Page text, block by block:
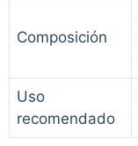
Composición
Uso
recomendado